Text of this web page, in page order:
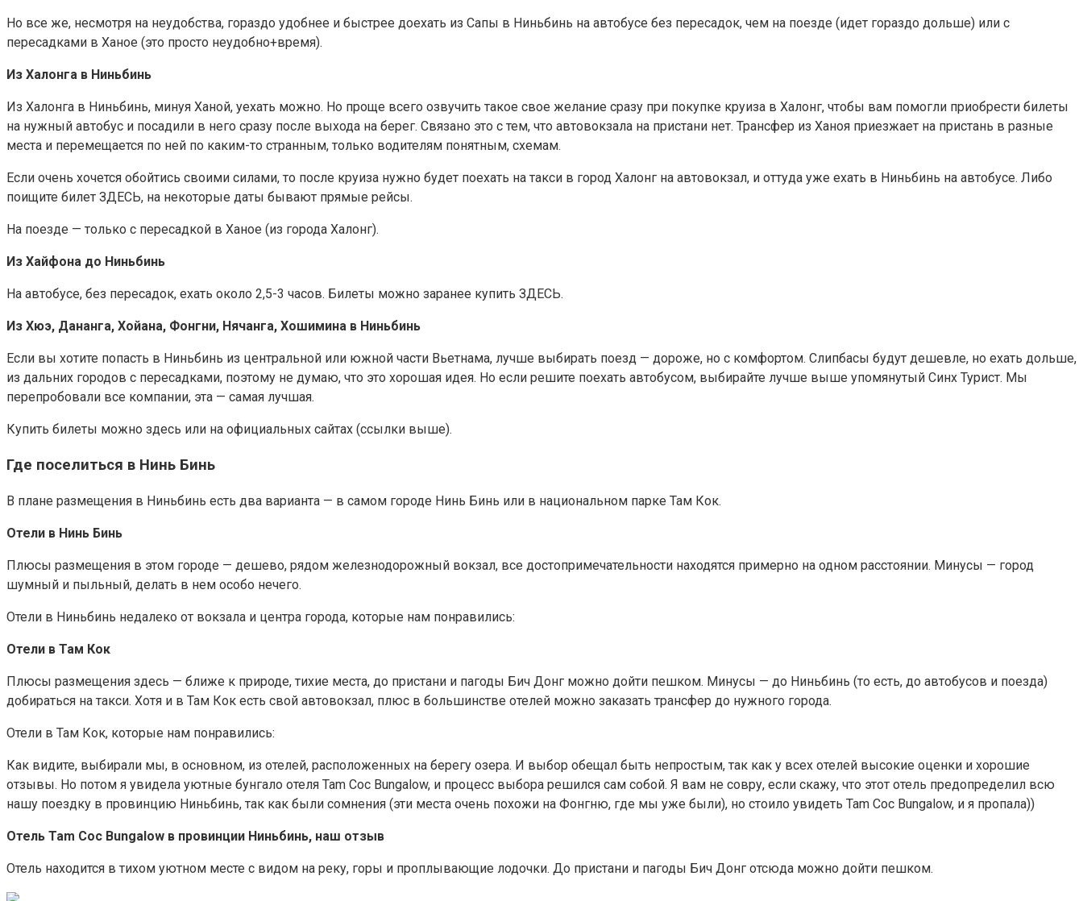
Но все же, несмотря на неудобства, гораздо удобнее и быстрее доехать из Сапы в Ниньбинь на автобусе без пересадок, чем на поезде (идет гораздо дольше) или с
пересадками в Ханое (это просто неудобно+время).
Из Халонга в Ниньбинь
Из Халонга в Ниньбинь, минуя Ханой, уехать можно. Но проще всего озвучить такое свое желание сразу при покупке круиза в Халонг, чтобы вам помогли приобрести билеты
на нужный автобус и посадили в него сразу после выхода на берег. Связано это с тем, что автовокзала на пристани нет. Трансфер из Ханоя приезжает на пристань в разные
места и перемещается по ней по каким-то странным, только водителям понятным, схемам.
Если очень хочется обойтись своими силами, то после круиза нужно будет поехать на такси в город Халонг на автовокзал, и оттуда уже ехать в Ниньбинь на автобусе. Либо
поищите билет ЗДЕСЬ, на некоторые даты бывают прямые рейсы.
На поезде — только с пересадкой в Ханое (из города Халонг).
Из Хайфона до Ниньбинь
На автобусе, без пересадок, ехать около 2,5-3 часов. Билеты можно заранее купить ЗДЕСЬ.
Из Хюэ, Дананга, Хойана, Фонгни, Нячанга, Хошимина в Ниньбинь
Если вы хотите попасть в Ниньбинь из центральной или южной части Вьетнама, лучше выбирать поезд — дороже, но с комфортом. Слипбасы будут дешевле, но ехать дольше,
из дальних городов с пересадками, поэтому не думаю, что это хорошая идея. Но если решите поехать автобусом, выбирайте лучше выше упомянутый Синх Турист. Мы
перепробовали все компании, эта — самая лучшая.
Купить билеты можно здесь или на официальных сайтах (ссылки выше).
Где поселиться в Нинь Бинь
В плане размещения в Ниньбинь есть два варианта — в самом городе Нинь Бинь или в национальном парке Там Кок.
Отели в Нинь Бинь
Плюсы размещения в этом городе — дешево, рядом железнодорожный вокзал, все достопримечательности находятся примерно на одном расстоянии. Минусы — город
шумный и пыльный, делать в нем особо нечего.
Отели в Ниньбинь недалеко от вокзала и центра города, которые нам понравились:
Отели в Там Кок
Плюсы размещения здесь — ближе к природе, тихие места, до пристани и пагоды Бич Донг можно дойти пешком. Минусы — до Ниньбинь (то есть, до автобусов и поезда)
добираться на такси. Хотя и в Там Кок есть свой автовокзал, плюс в большинстве отелей можно заказать трансфер до нужного города.
Отели в Там Кок, которые нам понравились:
Как видите, выбирали мы, в основном, из отелей, расположенных на берегу озера. И выбор обещал быть непростым, так как у всех отелей высокие оценки и хорошие
отзывы. Но потом я увидела уютные бунгало отеля Tam Coc Bungalow, и процесс выбора решился сам собой. Я вам не совру, если скажу, что этот отель предопределил всю
нашу поездку в провинцию Ниньбинь, так как были сомнения (эти места очень похожи на Фонгню, где мы уже были), но стоило увидеть Tam Coc Bungalow, и я пропала))
Отель Tam Coc Bungalow в провинции Ниньбинь, наш отзыв
Отель находится в тихом уютном месте с видом на реку, горы и проплывающие лодочки. До пристани и пагоды Бич Донг отсюда можно дойти пешком.